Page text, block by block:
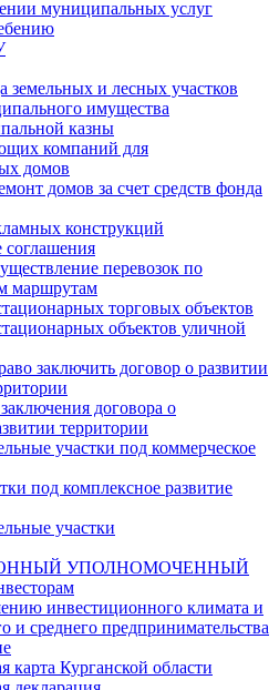
муниципальных услуг
земельных и лесных участков
имущества
казны
компаний для
домов
домов за счет средств фонда
конструкций
перевозок по
маршрутам
торговых объектов
объектов уличной
заключить договор о развитии
договора о
территории
участки под коммерческое
под комплексное развитие
участки
УПОЛНОМОЧЕННЫЙ
инвестиционного климата и
и среднего предпринимательства
карта Курганской области